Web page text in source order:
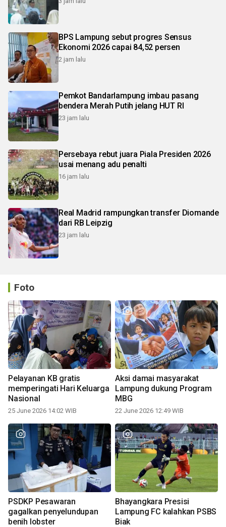
BPS Lampung sebut progres Sensus
Ekonomi 2026 capai 84,52 persen
2 jam lalu
Pemkot Bandarlampung imbau pasang
bendera Merah Putih jelang HUT RI
23 jam lalu
Persebaya rebut juara Piala Presiden 2026
usai menang adu penalti
16 jam lalu
Real Madrid rampungkan transfer Diomande
dari RB Leipzig
23 jam lalu
Foto
Pelayanan KB gratis
memperingati Hari Keluarga
Nasional
25 June 2026 14:02 WIB
Aksi damai masyarakat
Lampung dukung Program
MBG
22 June 2026 12:49 WIB
PSDKP Pesawaran
gagalkan penyelundupan
benih lobster
Bhayangkara Presisi
Lampung FC kalahkan PSBS
Biak